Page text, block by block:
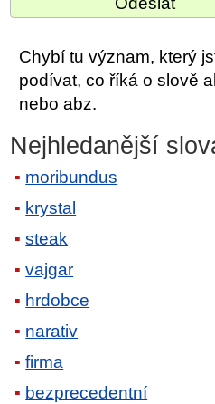
Chybí tu význam, který
podívat, co říká o slově
nebo abz.
Nejhledanější
moribundus
krystal
steak
vajgar
hrdobce
narativ
firma
bezprecedentní